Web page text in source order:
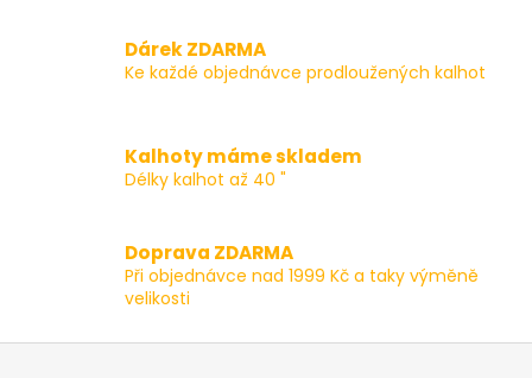
á
d
í
p
v
k
ý
Dárek ZDARMA
Ke každé objednávce prodloužených kalhot
Kalhoty máme skladem
Délky kalhot až 40 "
Doprava ZDARMA
Při objednávce nad 1999 Kč a taky výměně
velikosti
Z